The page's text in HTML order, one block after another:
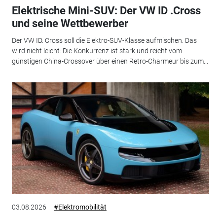
Elektrische Mini-SUV: Der VW ID .Cross
und seine Wettbewerber
Der VW ID. Cross soll die Elektro-SUV-Klasse aufmischen. Das
wird nicht leicht: Die Konkurrenz ist stark und reicht vom
günstigen China-Crossover über einen Retro-Charmeur bis zum...
03.08.2026 #Elektromobilität